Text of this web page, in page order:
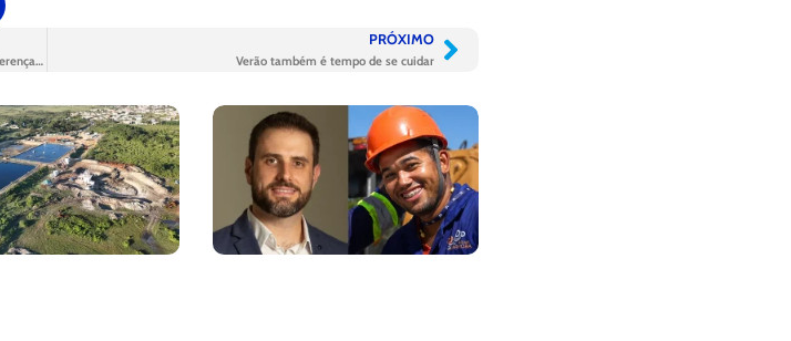
Premiações das unidades: o reconhecimento de quem faz a diferença com o seu trabalho
PRÓXIMO
Verão também é tempo de se cuidar